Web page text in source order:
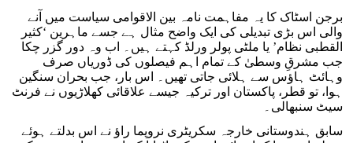
برجن اسٹاک کا یہ مفاہمت نامہ بین الاقوامی سیاست میں آنے
والی اس بڑی تبدیلی کی ایک واضح مثال ہے جسے ماہرین ‘کثیر
القطبی نظام’ یا ملٹی پولر ورلڈ کہتے ہیں۔ اب وہ دور گزر چکا
جب مشرقِ وسطیٰ کے تمام اہم فیصلوں کی ڈوریاں صرف
وہائٹ ہاؤس سے ہلائی جاتی تھیں۔ اس بار، جب بحران سنگین
ہوا، تو قطر، پاکستان اور ترکیہ جیسے علاقائی کھلاڑیوں نے فرنٹ
سیٹ سنبھالی۔
سابق ہندوستانی خارجہ سکریٹری نروپما راؤ نے اس بدلتے ہوئے